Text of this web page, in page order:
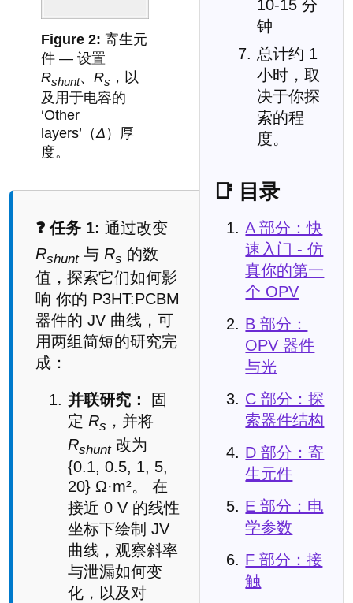
10-15 分
钟
总计约 1
小时，取
决于你探
索的程
度。
📑 目录
A 部分：快
速入门 - 仿
真你的第一
个 OPV
B 部分：
OPV 器件
与光
C 部分：探
索器件结构
D 部分：寄
生元件
E 部分：电
学参数
F 部分：接
触
寄生元
件 — 设置
Rshunt、 Rs ，以
及用于电容的
‘Other
layers’（Δ ）厚
度。
❓ 任务 1: 通过改变
Rshunt与 Rs 的数
值，探索它们如何影
响 你的 P3HT:PCBM
器件的 JV 曲线，可
用两组简短的研究完
成：
并联研究：
固
定 Rs ，并将
Rshunt改为
{0.1, 0.5, 1, 5,
20} Ω·m²。 在
接近 0 V 的线性
坐标下绘制 JV
曲线，观察斜率
与泄漏如何变
化，以及对